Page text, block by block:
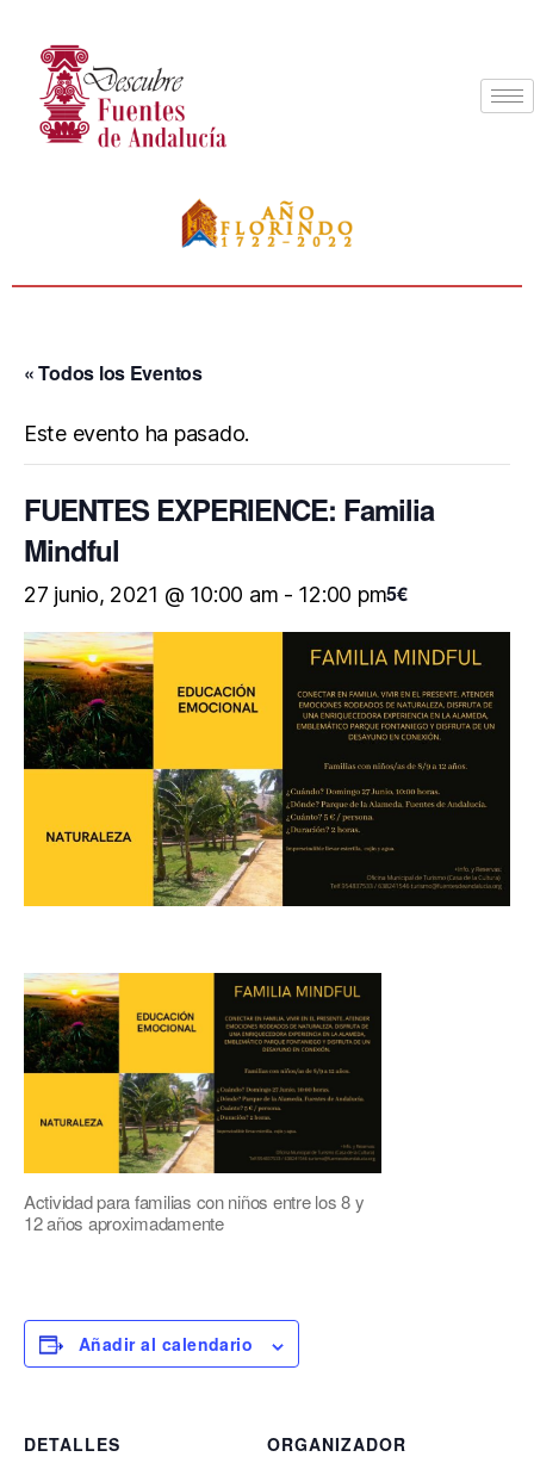
« Todos los Eventos
Este evento ha pasado.
FUENTES EXPERIENCE: Familia
Mindful
27 junio, 2021 @ 10:00 am - 12:00 pm5€
Actividad para familias con niños entre los 8 y
12 años aproximadamente
Añadir al calendario
DETALLES
ORGANIZADOR